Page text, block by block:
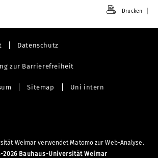
Drucken
Datenschutz
zur Barrierefreiheit
Sitemap Uni intern
Weimar verwendet Matomo zur Web-Analyse.
2026 Bauhaus-Universität Weimar